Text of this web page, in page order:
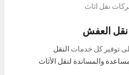
نقل اثاث
العفش
توفير كل خدمات النقل
والمساندة لنقل الأثاث